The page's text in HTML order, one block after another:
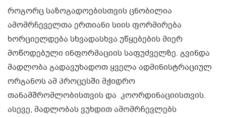
როგორც საზოგადოებისთვის ცნობილია
ამომრჩეველთა ერთიანი სიის ფორმირება
ხორციელდება სხვადასხვა უწყებების მიერ
მოწოდებული ინფორმაციის საფუძველზე. გვინდა
მადლობა გადავუხადოთ ყველა ადმინისტრაციულ
ორგანოს ამ პროცესში მჭიდრო
თანამშრომლობისთვის და კოორდინაციისთვის.
ასევე, მადლობას ვუხდით ამომრჩევლებს